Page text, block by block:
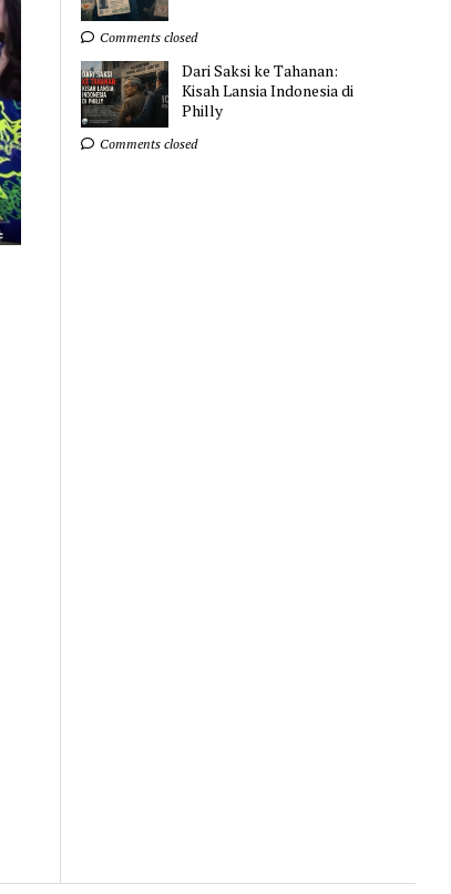
Comments closed
Dari Saksi ke Tahanan:
Kisah Lansia Indonesia di
Philly
Comments closed